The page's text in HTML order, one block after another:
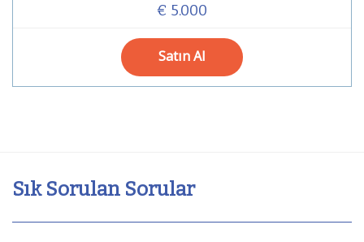
€ 5.000
Satın Al
Sık Sorulan Sorular